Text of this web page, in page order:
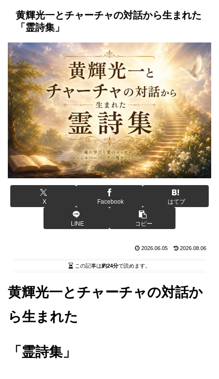
黄輝光一とチャーチャの対話から生まれた
「霊詩集」
X Facebook はてブ
LINE コピー
2026.06.05 2026.08.06
この記事は約24分で読めます。
黄輝光一とチャーチャの対話か
ら生まれた
「霊詩集」